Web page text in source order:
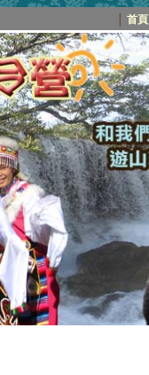
首頁